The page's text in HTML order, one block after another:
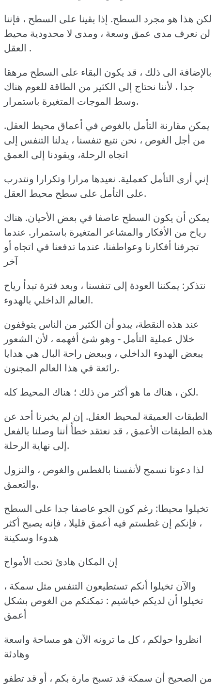
لكن هذا هو مجرد السطح. إذا بقينا على السطح ، فإننا
لن نعرف مدى عمق وسعة ، ومدى لا محدودية محيط
العقل .
بالإضافة الى ذلك ، قد يكون البقاء على السطح مرهقا
جدا ، لأننا نحتاج إلى الكثير من الطاقة للعوم هناك
وسط الموجات المتغيرة باستمرار.
يمكن مقارنة التأمل بالغوص في أعماق محيط العقل.
من أجل الغوص ، نحن نتبع تنفسنا ، يدلنا التنفس إلى
اتجاه الرحلة، ويقودنا إلى العمق
إني أرى التأمل كعملية. نعيدها مرارا وتكرارا ونتدرب
على التأمل على سطح محيط العقل.
يمكن أن يكون السطح عاصفا في بعض الأحيان. هناك
رياح من الأفكار والمشاعر المتغيرة باستمرار. عندما
تجرفنا أفكارنا وعواطفنا، عندما تدفعنا في اتجاه أو
آخر
نتذكر: يمكننا العودة إلى تنفسنا ، وبعد فترة تبدأ رياح
العالم الداخلي بالهدوء.
عند هذه النقطة، يبدو أن الكثير من الناس يتوقفون
خلال عملية التأمل - وهو شئ أفهمه ، لأن الشعور
يبعض الهدوء الداخلي ، وببعض راحة البال هي هدايا
رائعة في هذا العالم المجنون.
لكن ، هناك ما هو أكثر من ذلك ؛ هناك المحيط كله.
الطبقات العميقة لمحيط العقل. إن لم يخبرنا أحد عن
هذه الطبقات الأعمق ، قد نعتقد خطأً أننا وصلنا بالفعل
إلى نهاية الرحلة.
لذا دعونا نسمح لأنفسنا بالغطس والغوص ، والنزول
والتعمق.
تخيلوا محيطا: رغم كون الجو عاصفا جدا على السطح
، فإنكم إن غطستم فيه أعمق قليلا ، فإنه يصبح أكثر
هدوءا وسكينة
إن المكان هادئ تحت الأمواج
والآن تخيلوا أنكم تستطيعون التنفس مثل سمكة ،
تخيلوا أن لديكم خياشيم : تمكنكم من الغوص بشكل
أعمق
انظروا حولكم ، كل ما ترونه الآن هو مساحة واسعة
وهادئة
من الصحيح أن سمكة قد تسبح مارة بكم ، أو قد تطفو